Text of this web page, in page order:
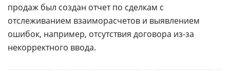
продаж был создан отчет по сделкам с
отслеживанием взаиморасчетов и выявлением
ошибок, например, отсутствия договора из-за
некорректного ввода.